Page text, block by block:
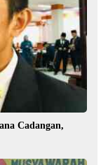
Cadangan,